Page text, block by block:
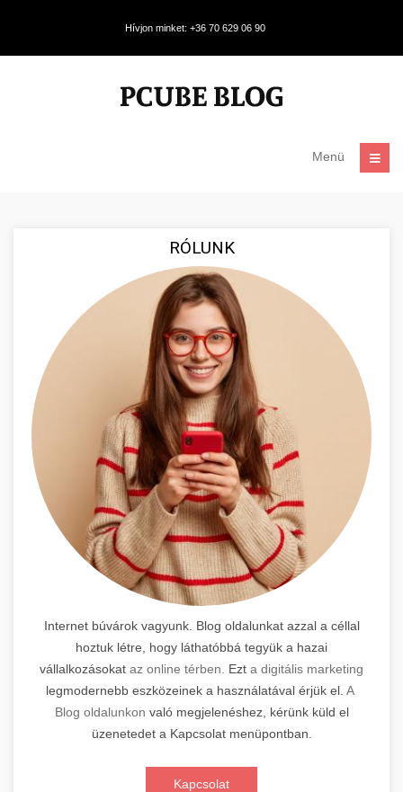
Hívjon minket: +36 70 629 06 90
Menü
RÓLUNK
Internet búvárok vagyunk. Blog oldalunkat azzal a céllal
hoztuk létre, hogy láthatóbbá tegyük a hazai
vállalkozásokat az online térben. Ezt a digitális marketing
legmodernebb eszközeinek a használatával érjük el. A
Blog oldalunkon való megjelenéshez, kérünk küld el
üzenetedet a Kapcsolat menüpontban.
Kapcsolat